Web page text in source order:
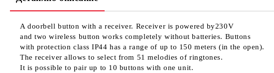
A doorbell button with a receiver. Receiver is powered by230V
and two wireless button works completely without batteries. Buttons
with protection class IP44 has a range of up to 150 meters (in the open).
The receiver allows to select from 51 melodies of ringtones.
It is possible to pair up to 10 buttons with one unit.